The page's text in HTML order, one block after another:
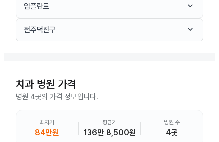
임플란트 keyboard_arrow_down
전주덕진구 keyboard_arrow_down
치과 병원 가격
병원 4곳의 가격 정보입니다.
최저가
84만원
평균가
136만 8,500원
병원 수
4곳